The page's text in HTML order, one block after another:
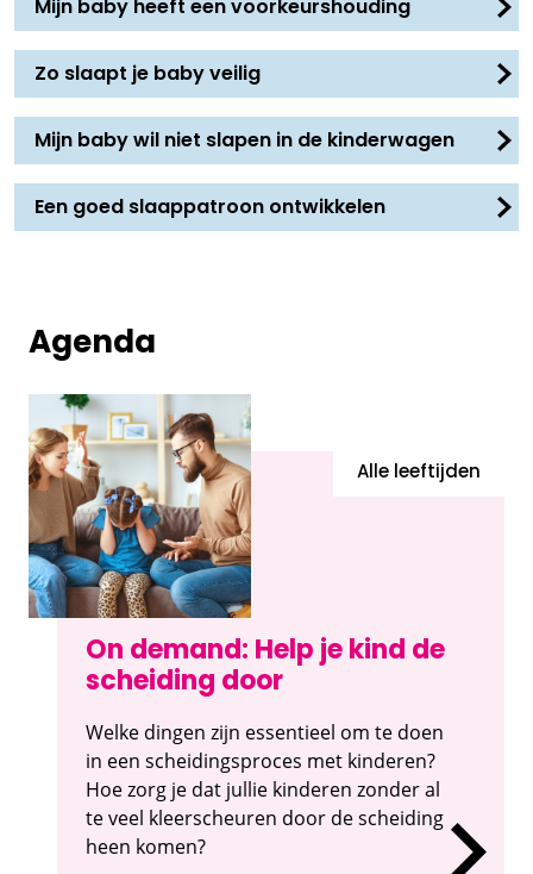
Mijn baby heeft een voorkeurshouding
Zo slaapt je baby veilig
Mijn baby wil niet slapen in de kinderwagen
Een goed slaappatroon ontwikkelen
Agenda
On demand: Help je kind de
scheiding door
Alle leeftijden
Welke dingen zijn essentieel om te doen
in een scheidingsproces met kinderen?
Hoe zorg je dat jullie kinderen zonder al
te veel kleerscheuren door de scheiding
heen komen?